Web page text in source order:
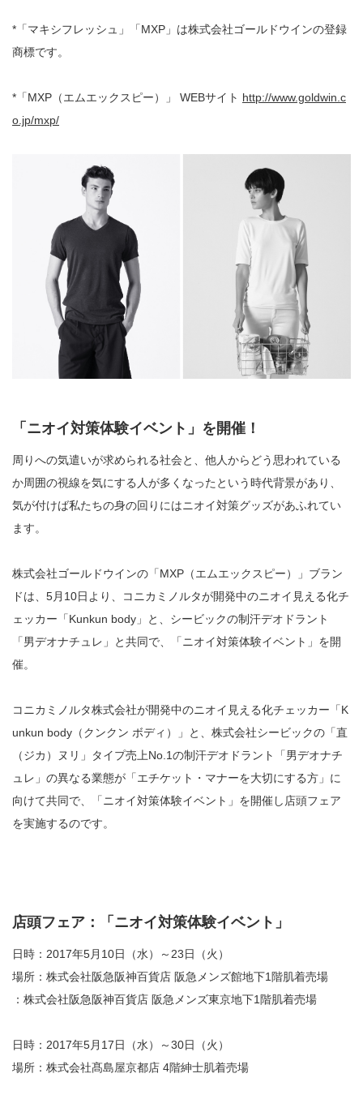
*「マキシフレッシュ」「MXP」は株式会社ゴールドウインの登録
商標です。
*「MXP（エムエックスピー）」 WEBサイト http://www.goldwin.c
o.jp/mxp/
「ニオイ対策体験イベント」を開催！
周りへの気遣いが求められる社会と、他人からどう思われている
か周囲の視線を気にする人が多くなったという時代背景があり、
気が付けば私たちの身の回りにはニオイ対策グッズがあふれてい
ます。
株式会社ゴールドウインの「MXP（エムエックスピー）」ブラン
ドは、5月10日より、コニカミノルタが開発中のニオイ見える化チ
ェッカー「Kunkun body」と、シービックの制汗デオドラント
「男デオナチュレ」と共同で、「ニオイ対策体験イベント」を開
催。
コニカミノルタ株式会社が開発中のニオイ見える化チェッカー「K
unkun body（クンクン ボディ）」と、株式会社シービックの「直
（ジカ）ヌリ」タイプ売上No.1の制汗デオドラント「男デオナチ
ュレ」の異なる業態が「エチケット・マナーを大切にする方」に
向けて共同で、「ニオイ対策体験イベント」を開催し店頭フェア
を実施するのです。
店頭フェア：「ニオイ対策体験イベント」
日時：2017年5月10日（水）～23日（火）
場所：株式会社阪急阪神百貨店 阪急メンズ館地下1階肌着売場
：株式会社阪急阪神百貨店 阪急メンズ東京地下1階肌着売場
日時：2017年5月17日（水）～30日（火）
場所：株式会社髙島屋京都店 4階紳士肌着売場